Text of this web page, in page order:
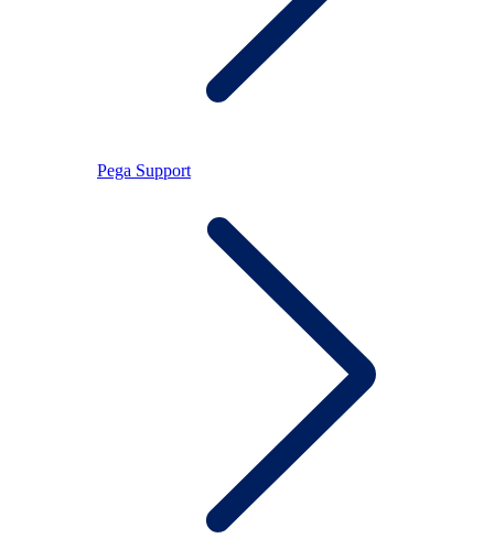
Pega Support